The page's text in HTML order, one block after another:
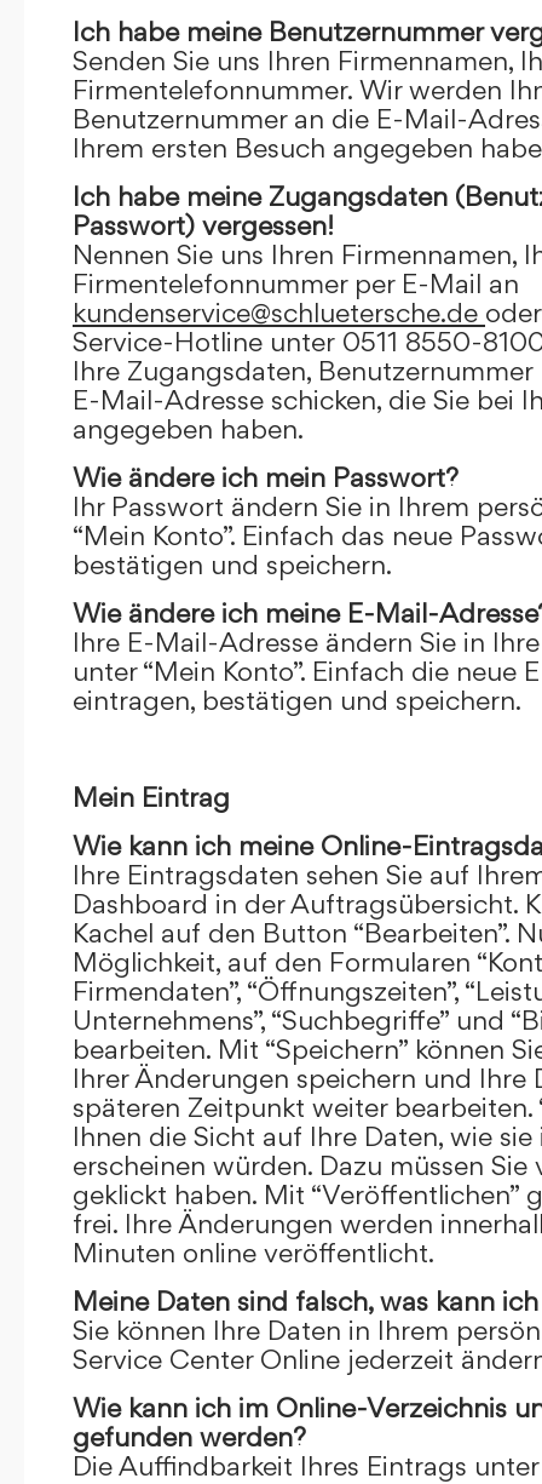
Ich habe meine Benutzernummer
Senden Sie uns Ihren Firmennamen,
Firmentelefonnummer. Wir werden
Benutzernummer an die E-Mail-
Ihrem ersten Besuch angegeben
Ich habe meine Zugangsdaten
Passwort) vergessen!
Nennen Sie uns Ihren Firmennamen,
Firmentelefonnummer per E-Mail an
kundenservice@schluetersche.de
Service-Hotline unter 0511 8550-
Ihre Zugangsdaten,
E-Mail-Adresse schicken, die Sie bei
angegeben haben.
Wie ändere ich mein Passwort?
Ihr Passwort ändern Sie in Ihrem
“Mein Konto”. Einfach das neue
bestätigen und speichern.
Wie ändere ich meine E-Mail-
Ihre E-Mail-Adresse ändern Sie in
unter “Mein Konto”. Einfach die neue
eintragen, bestätigen und speichern.
Mein Eintrag
Wie kann ich meine Online-
Ihre Eintragsdaten sehen Sie auf
Dashboard in der Auftragsübersicht.
Kachel auf den Button “Bearbeiten”.
Möglichkeit, auf den Formularen
Firmendaten”, “Öffnungszeiten”,
Unternehmens”, “Suchbegriffe” und
bearbeiten. Mit “Speichern” können
Ihrer Änderungen speichern und Ihre
späteren Zeitpunkt weiter bearbeiten.
Ihnen die Sicht auf Ihre Daten, wie
erscheinen würden. Dazu müssen Sie
geklickt haben. Mit “Veröffentlichen”
frei. Ihre Änderungen werden
Minuten online veröffentlicht.
Meine Daten sind falsch, was kann
Sie können Ihre Daten in Ihrem
Service Center Online jederzeit
Wie kann ich im Online-Verzeichnis
gefunden werden?
Die Auffindbarkeit Ihres Eintrags